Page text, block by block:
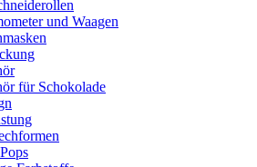
und Waagen
für Schokolade